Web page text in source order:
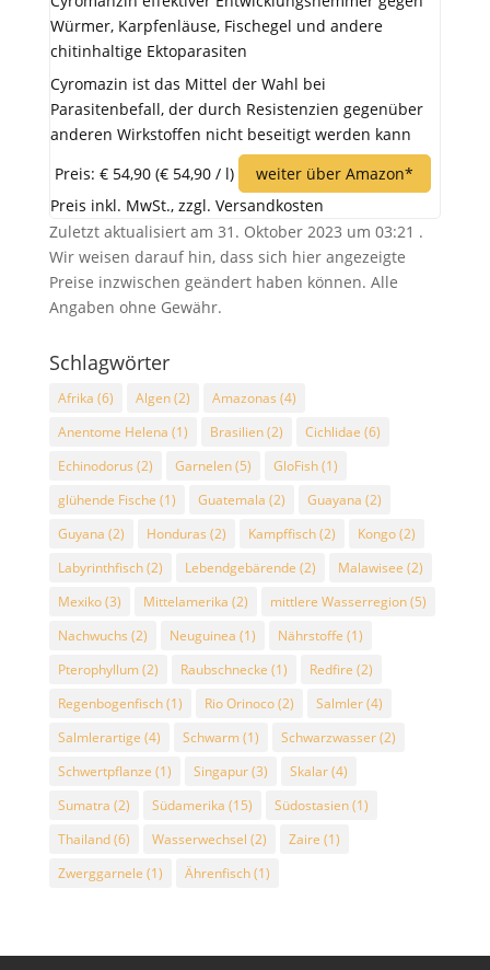
Würmer, Karpfenläuse, Fischegel und andere
chitinhaltige Ektoparasiten
Cyromazin ist das Mittel der Wahl bei
Parasitenbefall, der durch Resistenzien gegenüber
anderen Wirkstoffen nicht beseitigt werden kann
Preis: € 54,90 (€ 54,90 / l)
weiter über Amazon*
Preis inkl. MwSt., zzgl. Versandkosten
Zuletzt aktualisiert am 31. Oktober 2023 um 03:21 .
Wir weisen darauf hin, dass sich hier angezeigte
Preise inzwischen geändert haben können. Alle
Angaben ohne Gewähr.
Schlagwörter
Afrika (6) Algen(2) Amazonas (4)
Anentome Helena (1) Brasilien(2) Cichlidae (6)
Echinodorus (2) Garnelen(5) GloFish(1)
glühende Fische (1) Guatemala (2) Guayana (2)
Guyana (2) Honduras (2) Kampffisch(2) Kongo(2)
Labyrinthfisch(2) Lebendgebärende (2) Malawisee (2)
Mexiko(3) Mittelamerika (2) mittlere Wasserregion(5)
Nachwuchs (2) Neuguinea (1) Nährstoffe (1)
Pterophyllum(2) Raubschnecke (1) Redfire (2)
Regenbogenfisch(1) Rio Orinoco(2) Salmler(4)
Salmlerartige (4) Schwarm(1) Schwarzwasser(2)
Schwertpflanze (1) Singapur(3) Skalar(4)
Sumatra (2) Südamerika (15) Südostasien(1)
Thailand(6) Wasserwechsel (2) Zaire (1)
Zwerggarnele (1) Ährenfisch(1)